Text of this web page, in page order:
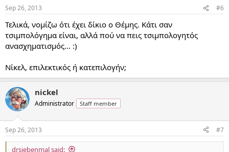
Sep 26, 2013 #6
Τελικά, νομίζω ότι έχει δίκιο ο Θέμης. Κάτι σαν
τσιμπολόγημα είναι, αλλά πού να πεις τσιμπολογητός
ανασχηματισμός... :)
Νίκελ, επιλεκτικός ή κατεπιλογήν;
nickel
Administrator Staff member
Sep 26, 2013 #7
drsiebenmal said: